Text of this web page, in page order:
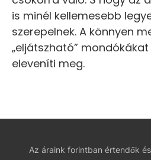
is minél kellemesebb
szerepelnek. A könnyen
„eljátszható”
eleveníti meg.
Az áraink forintban értendők